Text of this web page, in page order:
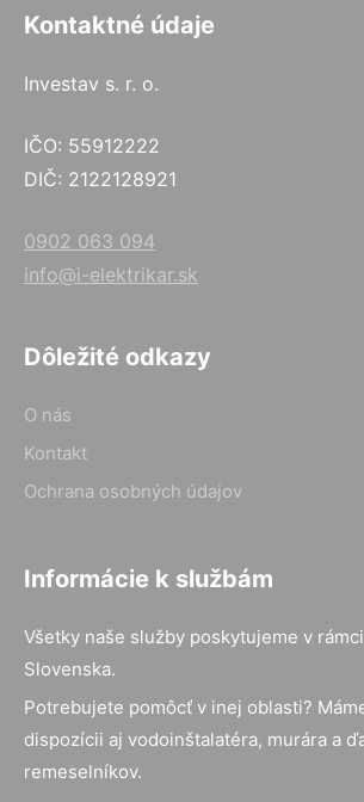
Kontaktné údaje
Investav s. r. o.
IČO: 55912222
DIČ: 2122128921
0902 063 094
info@i-elektrikar.sk
Dôležité odkazy
O nás
Kontakt
Ochrana osobných údajov
Informácie k službám
Všetky naše služby poskytujeme v
Slovenska.
Potrebujete pomôcť v inej oblasti?
dispozícii aj vodoinštalatéra, murára a
remeselníkov.